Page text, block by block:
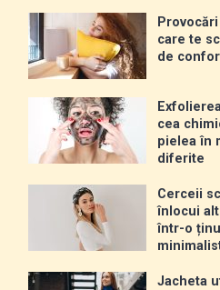
care te
de
cea
pielea în
diferite
Cerceii
înlocui
într-o
Jacheta